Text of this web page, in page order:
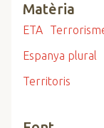
Matèria
ETA
Espanya plural
Territoris